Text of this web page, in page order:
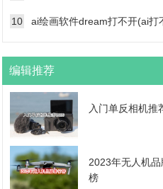
10 ai绘画软件dream打不开(ai打
编辑推荐
入门单反相机推
2023年无人机
榜